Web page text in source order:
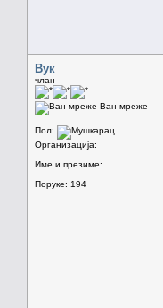
Вук
члан
Ван мреже
Пол:
Организација:
Име и презиме:
Поруке: 194